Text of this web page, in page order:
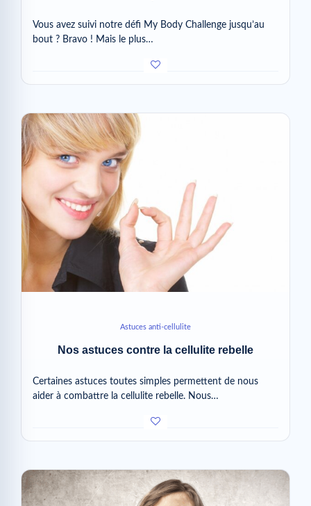
Vous avez suivi notre défi My Body Challenge jusqu’au
bout ? Bravo ! Mais le plus…
Astuces anti-cellulite
Nos astuces contre la cellulite rebelle
Certaines astuces toutes simples permettent de nous
aider à combattre la cellulite rebelle. Nous…